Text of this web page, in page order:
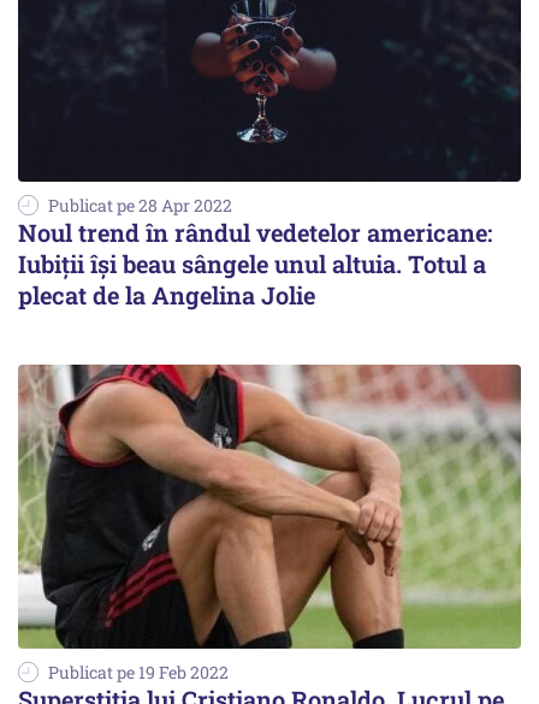
Publicat pe 28 Apr 2022
Noul trend în rândul vedetelor americane:
Iubiții își beau sângele unul altuia. Totul a
plecat de la Angelina Jolie
Publicat pe 19 Feb 2022